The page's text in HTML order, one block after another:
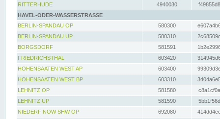
RITTERHUDE
4940030
HAVEL-ODER-WASSERSTRASSE
BERLIN-SPANDAU OP
580300
BERLIN-SPANDAU UP
580310
BORGSDORF
581591
FRIEDRICHSTHAL
603420
HOHENSAATEN WEST AP
603400
HOHENSAATEN WEST BP
603310
LEHNITZ OP
581580
LEHNITZ UP
581590
NIEDERFINOW SHW OP
692080